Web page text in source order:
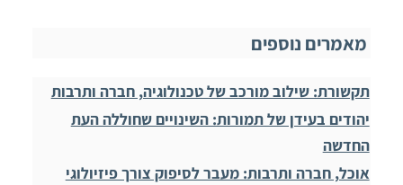
מאמרים נוספים
תקשורת: שילוב מורכב של טכנולוגיה, חברה ותרבות
יהודים בעידן של תמורות: השינויים שחוללה העת
החדשה
אוכל, חברה ותרבות: מעבר לסיפוק צורך פיזיולוגי